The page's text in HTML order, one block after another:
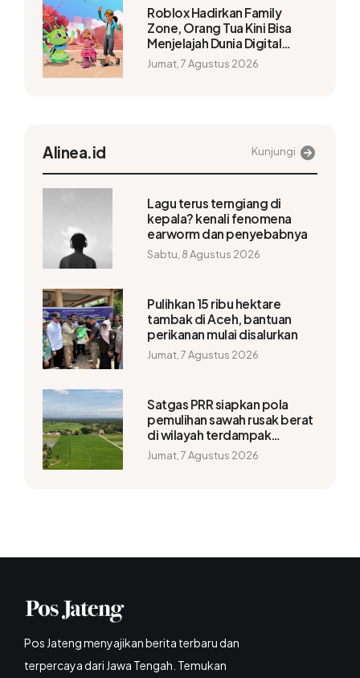
Roblox Hadirkan Family
Zone, Orang Tua Kini Bisa
Menjelajah Dunia Digital
Bersama Anak
Jumat, 7 Agustus 2026
Alinea.id Kunjungi
Lagu terus terngiang di
kepala? kenali fenomena
earworm dan penyebabnya
Sabtu, 8 Agustus 2026
Pulihkan 15 ribu hektare
tambak di Aceh, bantuan
perikanan mulai disalurkan
Jumat, 7 Agustus 2026
Satgas PRR siapkan pola
pemulihan sawah rusak berat
di wilayah terdampak
bencana
Jumat, 7 Agustus 2026
Pos Jateng menyajikan berita terbaru dan
terpercaya dari Jawa Tengah. Temukan